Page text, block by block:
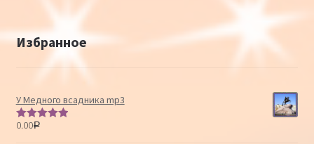
Избранное
У Медного всадника mp3
Оценка
0.00Р